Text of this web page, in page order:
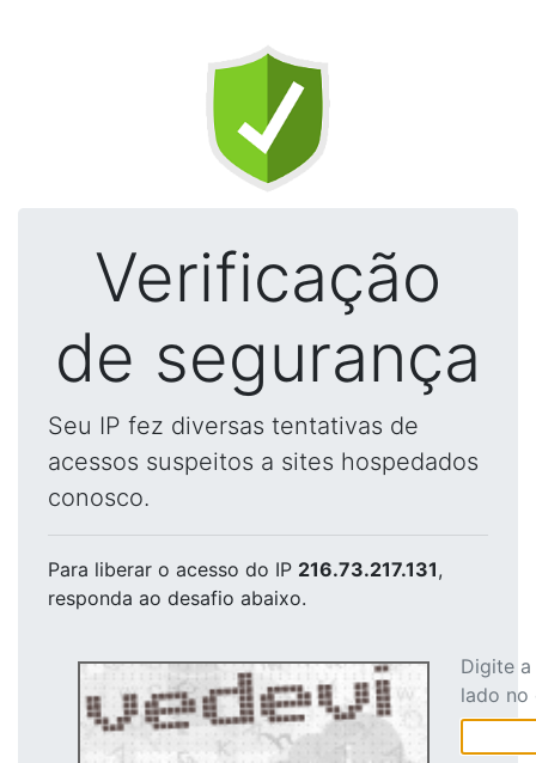
Verificação
de segurança
Seu IP fez diversas tentativas de
acessos suspeitos a sites hospedados
conosco.
Para liberar o acesso do IP 216.73.217.131,
responda ao desafio abaixo.
Digite
lado no